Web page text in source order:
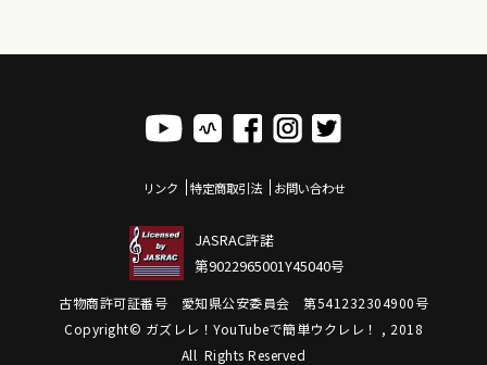
リンク 特定商取引法 お問い合わせ
JASRAC許諾
第9022965001Y45040号
古物商許可証番号 愛知県公安委員会 第541232304900号
Copyright© ガズレレ！YouTubeで簡単ウクレレ！ , 2018
All Rights Reserved